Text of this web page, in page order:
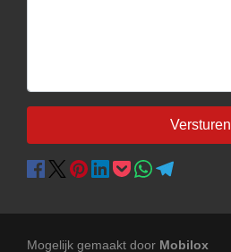
Versturen
Mogelijk gemaakt door Mobilox